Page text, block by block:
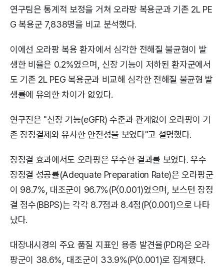
연구팀은 통계적 보정을 거쳐 오라팡 복용군과 기존 2L PE
G 복용군 7,838명을 비교 분석했다.
이에선 오라팡 복용 환자에서 심각한 전해질 불균형이 발
생한 비율은 0.2%였으며, 신장 기능이 저하된 환자군에서
도 기존 2L PEG 복용군과 비교해 심각한 전해질 불균형 발
생률에 유의한 차이가 없었다.
연구진은 "신장 기능(eGFR) 수준과 관계없이 오라팡이 기
존 장정결제와 유사한 안전성을 보였다"고 설명했다.
장정결 효과에서도 오라팡은 우수한 결과를 보였다. 우수
장정결 성공률(Adequate Preparation Rate)은 오라팡군
이 98.7%, 대조군이 96.7%(P〈0.001)였으며, 보스턴 장정
결 점수(BBPS)는 각각 8.7점과 8.4점(P〈0.001)으로 나타
났다.
대장내시경의 주요 품질 지표인 용종 발견율(PDR)은 오라
팡군이 38.6%, 대조군이 33.9%(P〈0.001)로 집계됐다.